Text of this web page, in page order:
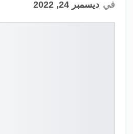
في ديسمبر 24, 2022